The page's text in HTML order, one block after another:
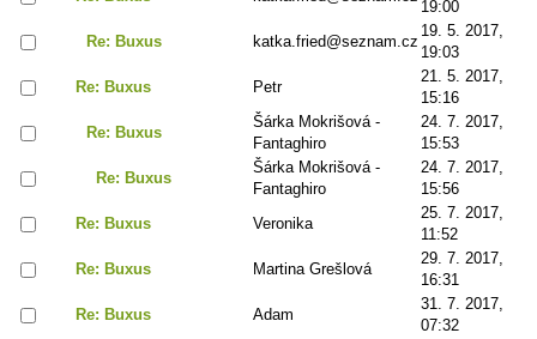
19:00
Re: Buxus
katka.fried@seznam.cz
19. 5. 2017,
19:03
Re: Buxus
Petr
21. 5. 2017,
15:16
Re: Buxus
Šárka Mokrišová -
Fantaghiro
24. 7. 2017,
15:53
Re: Buxus
Šárka Mokrišová -
Fantaghiro
24. 7. 2017,
15:56
Re: Buxus
Veronika
25. 7. 2017,
11:52
Re: Buxus
Martina Grešlová
29. 7. 2017,
16:31
Re: Buxus
Adam
31. 7. 2017,
07:32